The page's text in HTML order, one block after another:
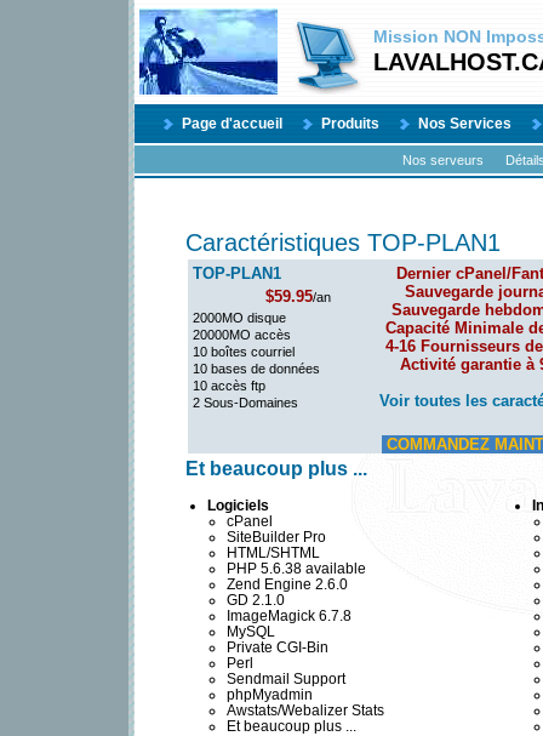
Mission NON
Page d'accueil Produits Nos Services
Nos serveurs
Caractéristiques TOP-PLAN1
TOP-PLAN1
$59.95/an
2000MO disque
20000MO accès
10 boîtes courriel
10 bases de données
10 accès ftp
2 Sous-Domaines
Dernier cPanel/
Sauvegarde
Sauvegarde
Capacité Minimale
4-16 Fournisseurs
Activité garantie à
Voir toutes les
COMMANDEZ
Et beaucoup plus ...
Logiciels
cPanel
SiteBuilder Pro
HTML/SHTML
PHP 5.6.38 available
Zend Engine 2.6.0
GD 2.1.0
ImageMagick 6.7.8
MySQL
Private CGI-Bin
Perl
Sendmail Support
phpMyadmin
Awstats/Webalizer Stats
Et beaucoup plus ...